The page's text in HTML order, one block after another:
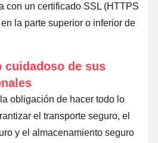
con un certificado SSL (HTTPS
la parte superior o inferior de
cuidadoso de sus
obligación de hacer todo lo
el transporte seguro, el
y el almacenamiento seguro